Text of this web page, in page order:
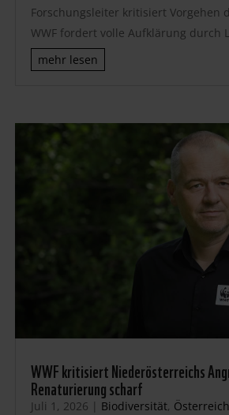
Forschungsleiter kritisiert Vorgehen
WWF fordert volle Aufklärung durch
mehr lesen
WWF kritisiert Niederösterreichs
Renaturierung scharf
Juli 1, 2026 | Biodiversität, Österreich